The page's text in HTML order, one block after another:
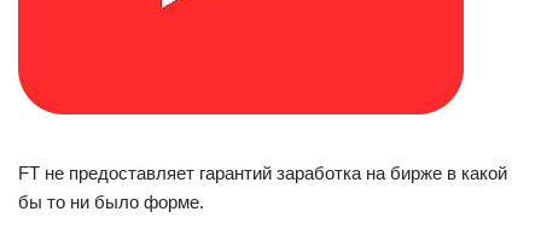
FT не предоставляет гарантий заработка на бирже в какой
бы то ни было форме.